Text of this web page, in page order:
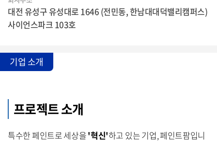
대전 유성구 유성대로 1646 (전민동, 한남대대덕밸리캠퍼스)
사이언스파크 103호
기업 소개
프로젝트 소개
특수한 페인트로 세상을'혁신'하고 있는 기업, 페인트팜입니